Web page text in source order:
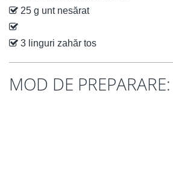
25 g unt nesărat
3 linguri zahăr tos
MOD DE PREPARARE: